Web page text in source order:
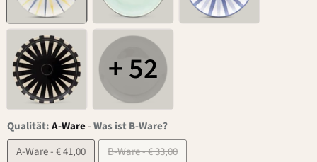
+ 52
Qualität:A-Ware-Was ist B-Ware?
A-Ware - € 41,00
B-Ware - € 33,00